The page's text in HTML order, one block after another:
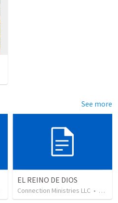
See more
EL REINO DE DIOS
Connection Ministries LLC • 10,051